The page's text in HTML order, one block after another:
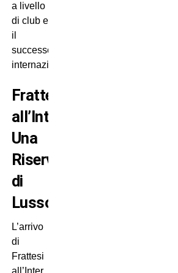
a livello
di club e
il
successo
internazionale.
Frattesi
all’Inter:
Una
Riserva
di
Lusso
L’arrivo
di
Frattesi
all’Inter,